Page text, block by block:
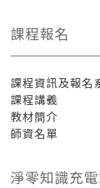
課程報名
課程資訊及報名
課程講義
教材簡介
師資名單
淨零知識充